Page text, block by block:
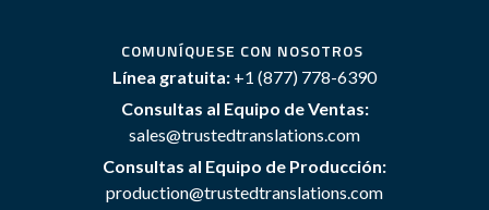
COMUNÍQUESE CON NOSOTROS
Línea gratuita: +1 (877) 778-6390
Consultas al Equipo de Ventas:
sales@trustedtranslations.com
Consultas al Equipo de Producción:
production@trustedtranslations.com